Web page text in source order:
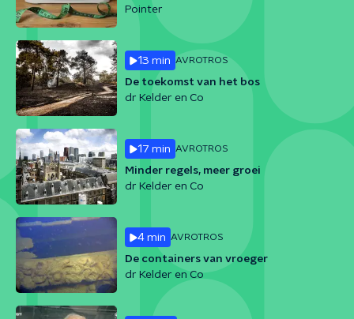
Pointer
13 min AVROTROS
De toekomst van het bos
dr Kelder en Co
17 min AVROTROS
Minder regels, meer groei
dr Kelder en Co
4 min AVROTROS
De containers van vroeger
dr Kelder en Co